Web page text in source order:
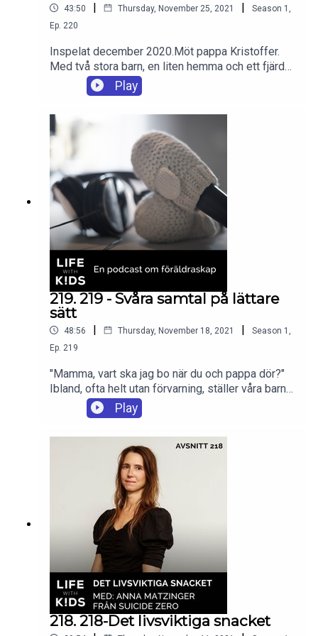
43:50 | Thursday, November 25, 2021 | Season 1
Ep. 220
Inspelat december 2020.Möt pappa Kristoffer.
Med två stora barn, en liten hemma och ett fjärde
på väg får vi ta del av många lärdomar och
erfarenheter. Det blev ett fint samtal om att låta
bort sina barn och det dåliga samvetet när man
höjt rösten lite för högt utan anledning.
Play
219. 219 - Svåra samtal på lättare
sätt
48:56 | Thursday, November 18, 2021 | Season 1
Ep. 219
"Mamma, vart ska jag bo när du och pappa dör?"
Ibland, ofta helt utan förvarning, ställer våra barn
frågor som kan kännas lite svåra att svara på. När
de är små gör de oftast det utifrån ren nyfikenhet,
kring existensiella frågor och det kan kännas
ganska skrämmande för dem. Psykologen och
författaren Reyhaneh Ahangaran guidar oss i hur
vi kan vägleda våra barn under en känslig period
och vi fördjupar oss i hur man hanterar frågor om
döden, när allt inte känns bra och när det krånglar
med kompisar.
Play
218. 218-Det livsviktiga snacket